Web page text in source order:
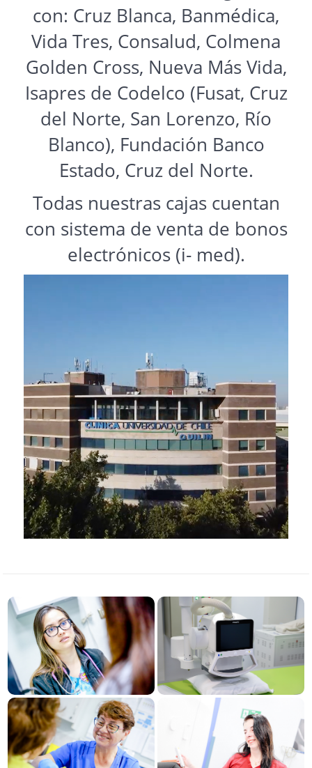
con: Cruz Blanca, Banmédica,
Vida Tres, Consalud, Colmena
Golden Cross, Nueva Más Vida,
Isapres de Codelco (Fusat, Cruz
del Norte, San Lorenzo, Río
Blanco), Fundación Banco
Estado, Cruz del Norte.
Todas nuestras cajas cuentan
con sistema de venta de bonos
electrónicos (i- med).